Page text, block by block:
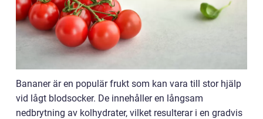
Bananer är en populär frukt som kan vara till stor hjälp
vid lågt blodsocker. De innehåller en långsam
nedbrytning av kolhydrater, vilket resulterar i en gradvis